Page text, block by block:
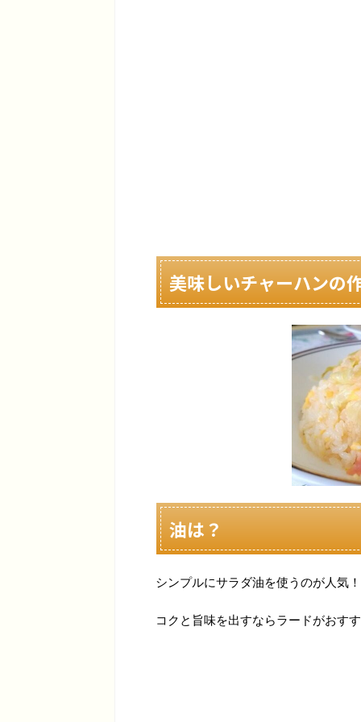
美味しいチャーハンの
油は？
シンプルにサラダ油を使うのが人気！
コクと旨味を出すならラードがおす